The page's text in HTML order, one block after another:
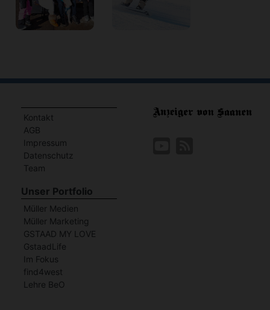
Kontakt
AGB
Impressum
Datenschutz
Team
Unser Portfolio
Müller Medien
Müller Marketing
GSTAAD MY LOVE
GstaadLife
Im Fokus
find4west
Lehre BeO